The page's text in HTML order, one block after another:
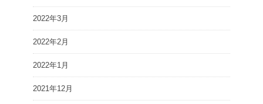
2022年3月
2022年2月
2022年1月
2021年12月